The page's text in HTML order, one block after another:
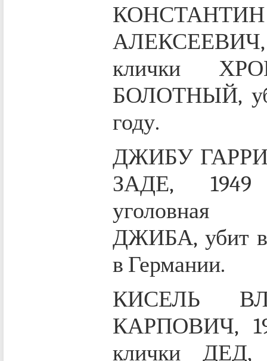
КОНСТАНТИН
АЛЕКСЕЕВИЧ,
клички
БОЛОТНЫЙ,
году.
ДЖИБУ
ЗАДЕ,
ДЖИБА, убит в
в Германии.
КИСЕЛЬ
КАРПОВИЧ,
клички